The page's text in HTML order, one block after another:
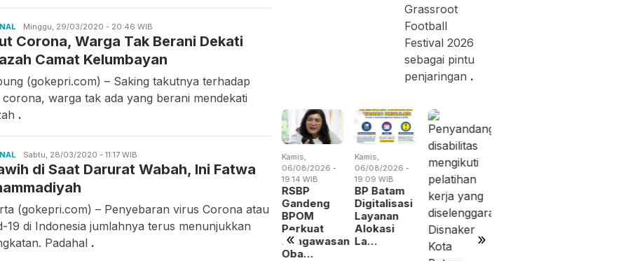
Nana
Minggu, 29/03/2020 - 20:46 WIB
Corona, Warga Tak Berani Dekati
Camat Kelumbayan
(gokepri.com) – Saking takutnya terhadap
warga tak ada yang berani mendekati
.
iwan
Sabtu, 28/03/2020 - 11:17 WIB
di Saat Darurat Wabah, Ini Fatwa
(gokepri.com) – Penyebaran virus Corona atau
19 di Indonesia jumlahnya terus menunjukkan
Padahal .
Grassroot
Football
Festival 2026
sebagai pintu
penjaringan .
« »
2026 -
Batam
Kamis,
06/08/2026 -
Batam
Perluas
Akses
Kerja
Penyandang
Rabu,
05/08/2026 -
Benahi
Alokasi
Pemanfaatan
07/08/2026 -
Dagang
Trump
Mengubah
Kamis,
06/08/2026 -
19:14 WIB
RSBP
Gandeng
BPOM
Perkuat
Pengawasan
Oba…
Kamis,
06/08/2026 -
19:09 WIB
BP Batam
Digitalisasi
Layanan
Alokasi
La…